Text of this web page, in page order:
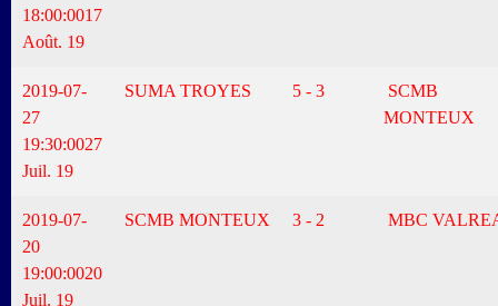
18:00:0017
Août. 19
2019-07-
27
19:30:0027
Juil. 19
SUMA TROYES 5 - 3
SCMB
MONTEUX
2019-07-
20
19:00:0020
Juil. 19
SCMB MONTEUX 3 - 2 MBC